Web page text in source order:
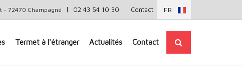
- 72470 Champagné | 02 43 54 10 30 | Contact FR
Termet à l'étranger Actualités Contact